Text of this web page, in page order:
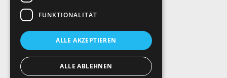
FUNKTIONALITÄT
ALLE AKZEPTIEREN
ALLE ABLEHNEN